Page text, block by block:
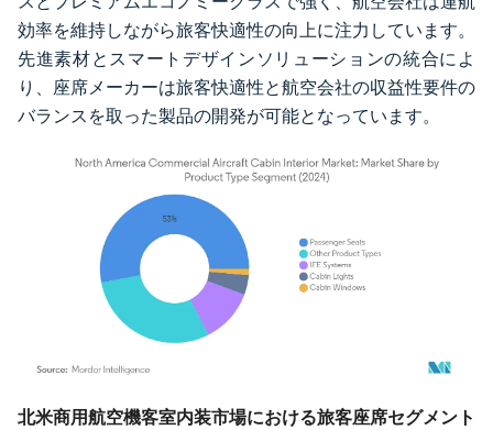
効率を維持しながら旅客快適性の向上に注力しています。
先進素材とスマートデザインソリューションの統合によ
り、座席メーカーは旅客快適性と航空会社の収益性要件の
バランスを取った製品の開発が可能となっています。
画像 © Mordor Intelligence。再利用にはCC BY 4.0の表示が必要です。
北米商用航空機客室内装市場における旅客座席セグメント